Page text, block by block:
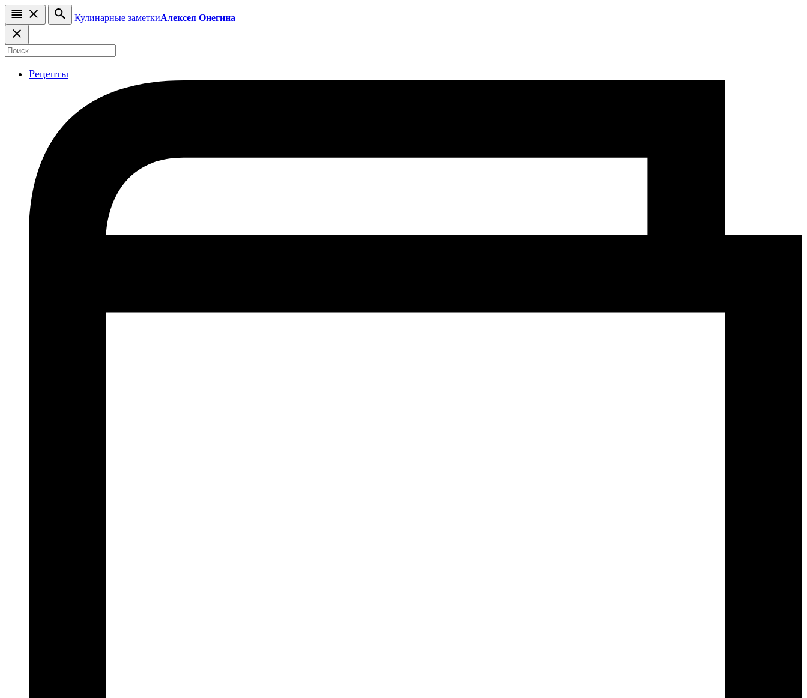
Кулинарные заметкиАлексея Онегина
Рецепты